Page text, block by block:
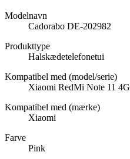
Modelnavn
Cadorabo DE-202982
Produkttype
Halskædetelefonetui
Kompatibel med (model/serie)
Xiaomi RedMi Note 11 4G
Kompatibel med (mærke)
Xiaomi
Farve
Pink